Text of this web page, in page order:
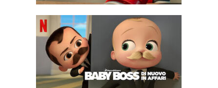
torre su Azzurro.
Artie viene incoronato nuovo re. Mentre il regno festeggia,
Merlino annulla lo scambio di corpi tra Gatto e Ciuchino. Shrek e
Fiona tornano a casa nella loro palude, dove diventano genitori di
tre gemelli orchi e affrontano la paternità con l'aiuto di Gatto,
Lillian, Ciuchino e Drago.